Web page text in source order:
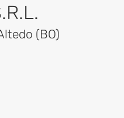
(BO)